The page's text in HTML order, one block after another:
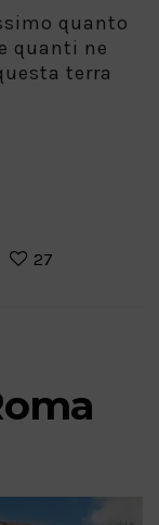
quanto
quanti ne
terra
27